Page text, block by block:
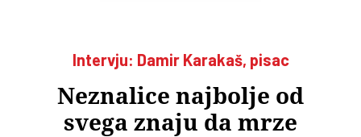
Intervju: Damir Karakaš, pisac
Neznalice najbolje od
svega znaju da mrze